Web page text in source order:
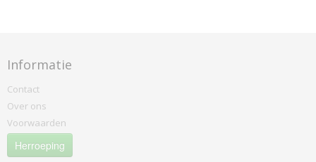
Informatie
Contact
Over ons
Voorwaarden
Herroeping